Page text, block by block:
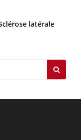
latérale